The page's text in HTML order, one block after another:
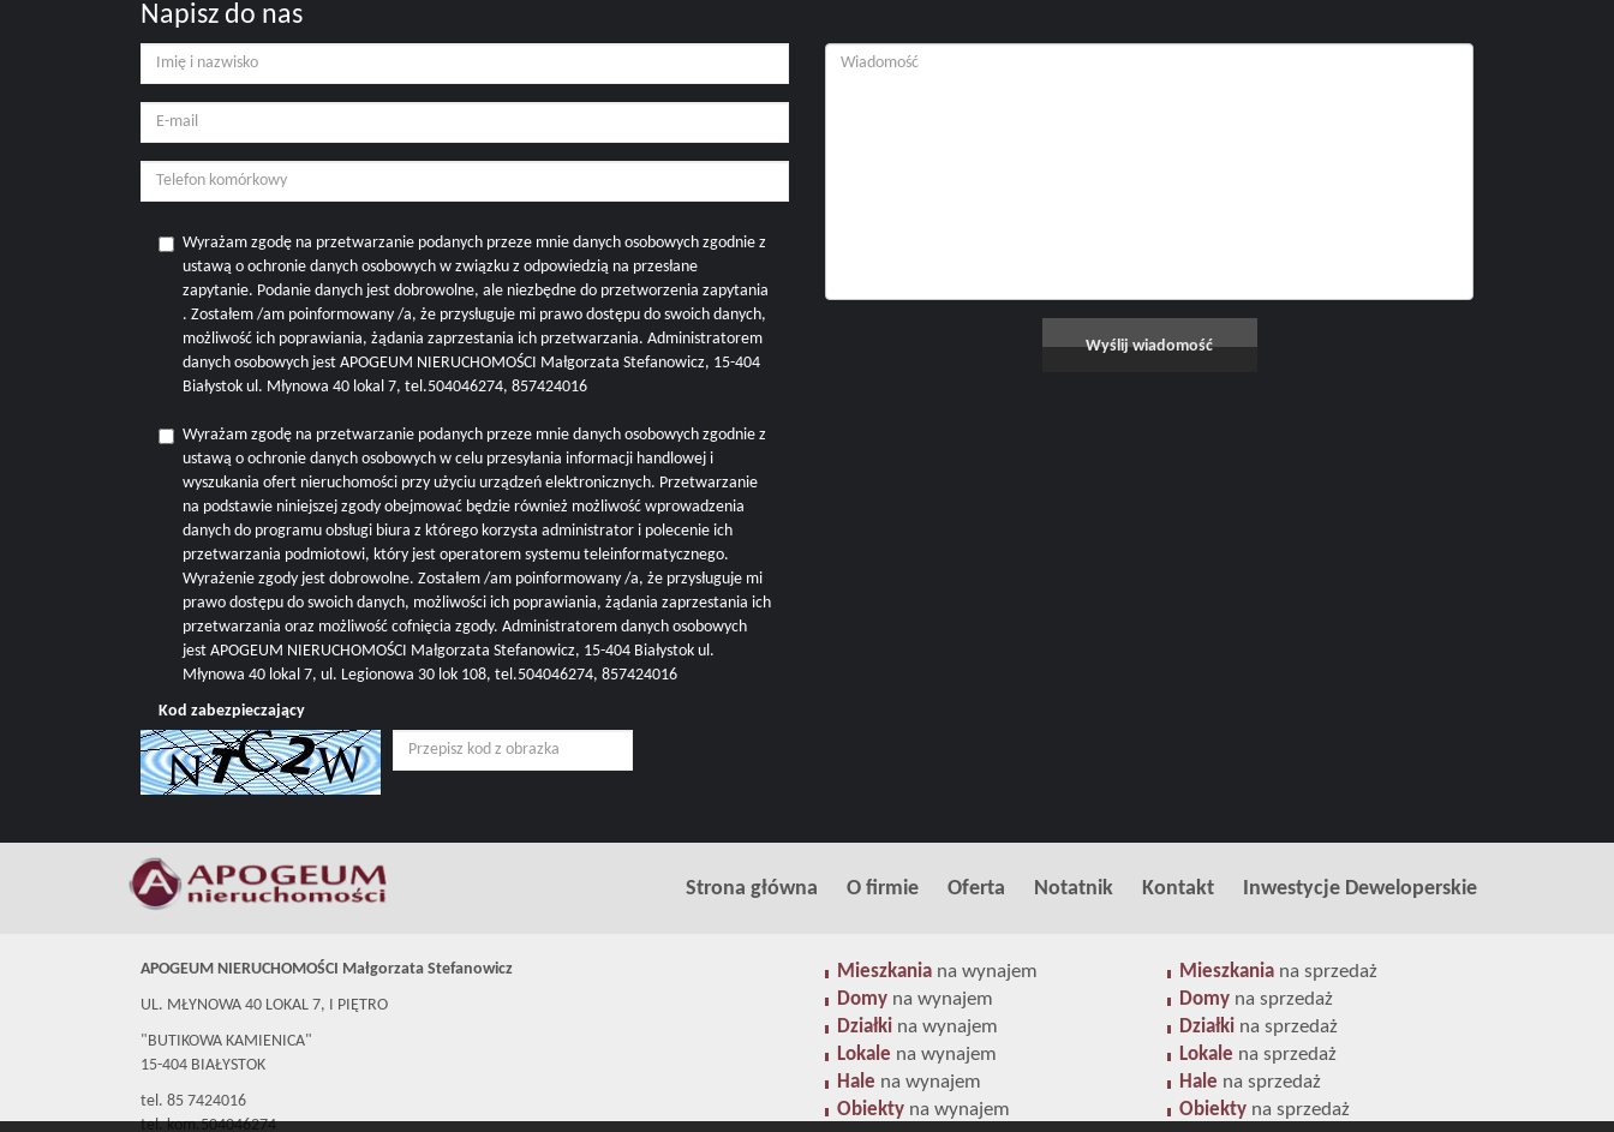
Napisz do nas
Wyrażam zgodę na przetwarzanie podanych przeze mnie danych osobowych zgodnie z
ustawą o ochronie danych osobowych w związku z odpowiedzią na przesłane
zapytanie. Podanie danych jest dobrowolne, ale niezbędne do przetworzenia zapytania
. Zostałem /am poinformowany /a, że przysługuje mi prawo dostępu do swoich danych,
możliwość ich poprawiania, żądania zaprzestania ich przetwarzania. Administratorem
danych osobowych jest APOGEUM NIERUCHOMOŚCI Małgorzata Stefanowicz, 15-404
Białystok ul. Młynowa 40 lokal 7, tel.504046274, 857424016
Wyrażam zgodę na przetwarzanie podanych przeze mnie danych osobowych zgodnie z
ustawą o ochronie danych osobowych w celu przesyłania informacji handlowej i
wyszukania ofert nieruchomości przy użyciu urządzeń elektronicznych. Przetwarzanie
na podstawie niniejszej zgody obejmować będzie również możliwość wprowadzenia
danych do programu obsługi biura z którego korzysta administrator i polecenie ich
przetwarzania podmiotowi, który jest operatorem systemu teleinformatycznego.
Wyrażenie zgody jest dobrowolne. Zostałem /am poinformowany /a, że przysługuje mi
prawo dostępu do swoich danych, możliwości ich poprawiania, żądania zaprzestania ich
przetwarzania oraz możliwość cofnięcia zgody. Administratorem danych osobowych
jest APOGEUM NIERUCHOMOŚCI Małgorzata Stefanowicz, 15-404 Białystok ul.
Młynowa 40 lokal 7, ul. Legionowa 30 lok 108, tel.504046274, 857424016
Kod zabezpieczający
Strona główna O firmie Oferta Notatnik Kontakt Inwestycje Deweloperskie
APOGEUM NIERUCHOMOŚCI Małgorzata Stefanowicz
UL. MŁYNOWA 40 LOKAL 7, I PIĘTRO
"BUTIKOWA KAMIENICA"
15-404 BIAŁYSTOK
tel. 85 7424016
tel. kom.504046274
Mieszkania na wynajem
Domy na wynajem
Działki na wynajem
Lokale na wynajem
Hale na wynajem
Obiekty na wynajem
Mieszkania na sprzedaż
Domy na sprzedaż
Działki na sprzedaż
Lokale na sprzedaż
Hale na sprzedaż
Obiekty na sprzedaż